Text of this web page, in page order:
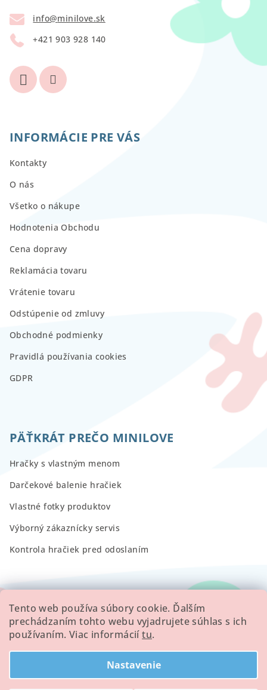
Tento web používa súbory cookie. Ďalším
prechádzaním tohto webu vyjadrujete súhlas s ich
používaním. Viac informáciítu.
Nastavenie
info@minilove.sk
+421 903 928 140
INFORMÁCIE PRE VÁS
Kontakty
O nás
Všetko o nákupe
Hodnotenia Obchodu
Cena dopravy
Reklamácia tovaru
Vrátenie tovaru
Odstúpenie od zmluvy
Obchodné podmienky
Pravidlá používania cookies
GDPR
PÄŤKRÁT PREČO MINILOVE
Hračky s vlastným menom
Darčekové balenie hračiek
Vlastné fotky produktov
Výborný zákaznícky servis
Kontrola hračiek pred odoslaním
RECENZIE
Všetky hodnotenie obchodu